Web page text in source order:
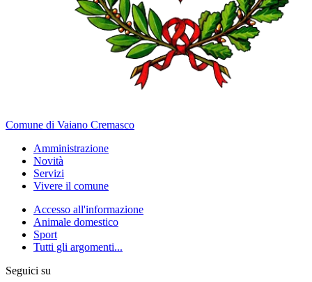
Comune di Vaiano Cremasco
Amministrazione
Novità
Servizi
Vivere il comune
Accesso all'informazione
Animale domestico
Sport
Tutti gli argomenti...
Seguici su